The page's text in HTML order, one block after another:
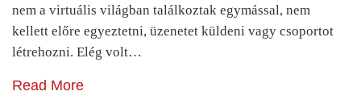
nem a virtuális világban találkoztak egymással, nem
kellett előre egyeztetni, üzenetet küldeni vagy csoportot
létrehozni. Elég volt…
Read More